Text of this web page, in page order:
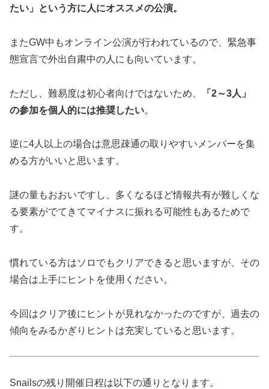
たい」という方に人にオススメの公演。
またGW中もオンライン公演が行われているので、緊急事
態宣言で外出自粛中の人にも向いています。
ただし、難易度は初心者向けではないため、
「2～3人」
の参加を個人的には推奨したい。
逆に4人以上の場合は意思疎通の取りやすいメンバーを集
める方がいいと思います。
謎の量もおおいですし、多くなるほど情報共有が難しくな
る要素がでてきてマイナスに振れる可能性もあるためで
す。
慣れている方はソロでもクリアできると思いますが、その
場合は上手にヒントを使用ください。
今回はクリア後にヒントが見れなかったのですが、過去の
傾向をみるかぎりヒントは充実していると思います。
Snailsの残り開催日程は以下の通りとなります。